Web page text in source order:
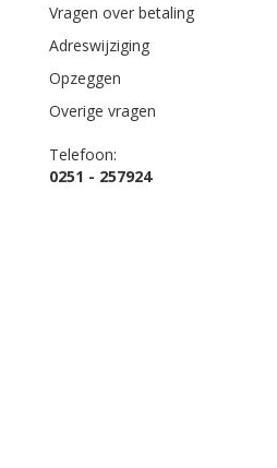
Vragen over betaling
Adreswijziging
Opzeggen
Overige vragen
Telefoon:
0251 - 257924